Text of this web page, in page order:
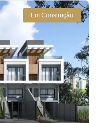
Em Construção